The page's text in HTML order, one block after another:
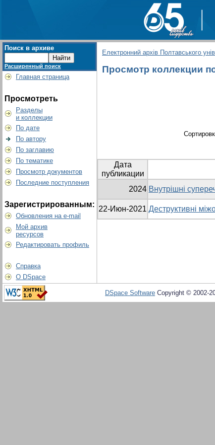
Поиск в архиве
Расширенный поиск
Главная страница
Просмотреть
Разделы
и коллекции
По дате
По автору
По заглавию
По тематике
Просмотр документов
Последние поступления
Зарегистрированным:
Обновления на e-mail
Мой архив
ресурсов
Редактировать профиль
Справка
О DSpace
Електронний архів Полтавського
Просмотр коллекции
Дата
публикации
2024 Внутрішні
22-Июн-2021 Деструктивні
DSpace Software Copyright © 2002-